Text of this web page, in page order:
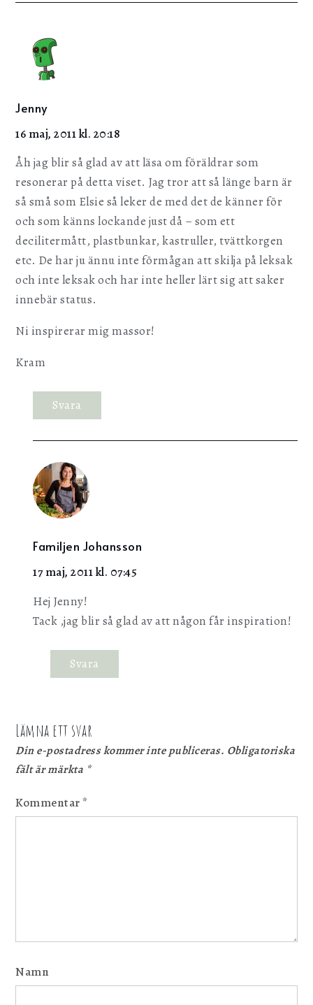
Jenny
16 maj, 2011 kl. 20:18
Åh jag blir så glad av att läsa om föräldrar som
resonerar på detta viset. Jag tror att så länge barn är
så små som Elsie så leker de med det de känner för
och som känns lockande just då – som ett
decilitermått, plastbunkar, kastruller, tvättkorgen
etc. De har ju ännu inte förmågan att skilja på leksak
och inte leksak och har inte heller lärt sig att saker
innebär status.
Ni inspirerar mig massor!
Kram
Svara
Familjen Johansson
17 maj, 2011 kl. 07:45
Hej Jenny!
Tack ,jag blir så glad av att någon får inspiration!
Svara
Lämna ett svar
Din e-postadress kommer inte publiceras. Obligatoriska
fält är märkta *
Kommentar*
Namn